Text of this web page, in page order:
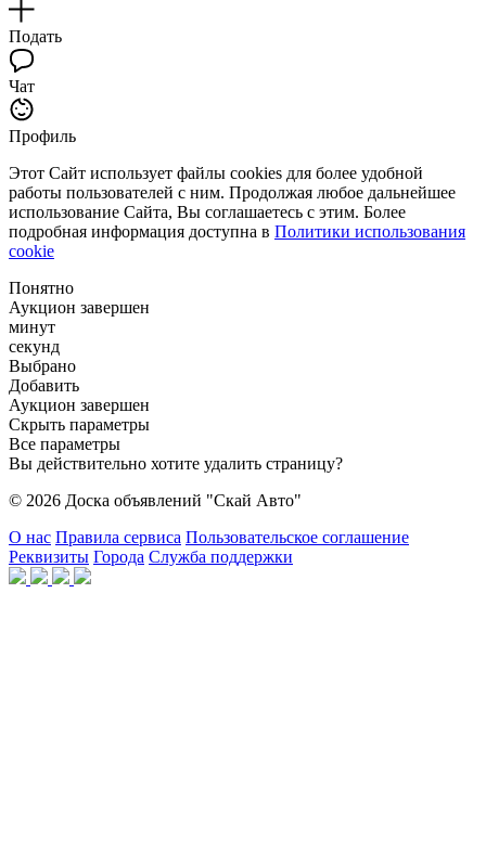
Подать
Чат
Профиль
Этот Сайт использует файлы cookies для более удобной
работы пользователей с ним. Продолжая любое дальнейшее
использование Сайта, Вы соглашаетесь с этим. Более
подробная информация доступна в Политики использования
cookie
Понятно
Аукцион завершен
минут
секунд
Выбрано
Добавить
Аукцион завершен
Скрыть параметры
Все параметры
Вы действительно хотите удалить страницу?
© 2026 Доска объявлений "Скай Авто"
О нас Правила сервиса Пользовательское соглашение
Реквизиты Города Служба поддержки